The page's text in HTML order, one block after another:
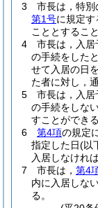
3
市長は，特別
第1号に規定
こととするこ
4
市長は，入居
の手続をした
せて入居の日
た者に対し，
5
市長は，入居
の手続をしな
すことができる
6
第4項の規定
指定した日(以
入居しなけれ
7
市長は， 第4
内に入居しな
る。